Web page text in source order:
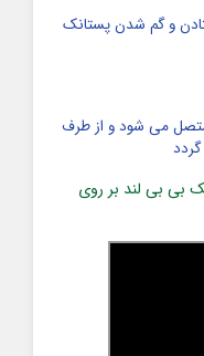
و گم شدن پستانک
می شود و از طرف
بی بی لند بر روی